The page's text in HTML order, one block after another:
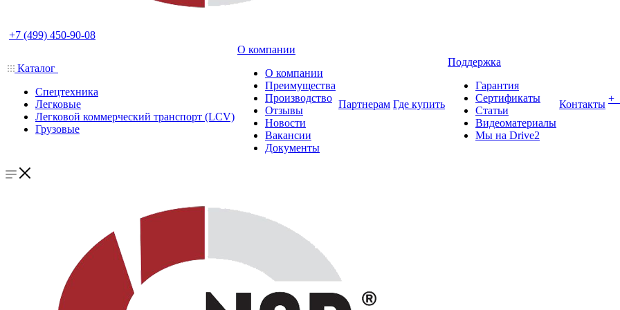
+7 (499) 450-90-08
Каталог
Спецтехника
Легковые
Легковой коммерческий транспорт (LCV)
Грузовые
О компании
О компании
Преимущества
Производство
Отзывы
Новости
Вакансии
Документы
Партнерам Где купить
Поддержка
Гарантия
Сертификаты
Статьи
Видеоматериалы
Мы на Drive2
Контакты +